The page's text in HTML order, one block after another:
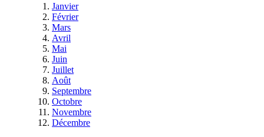
Janvier
Février
Mars
Avril
Mai
Juin
Juillet
Août
Septembre
Octobre
Novembre
Décembre